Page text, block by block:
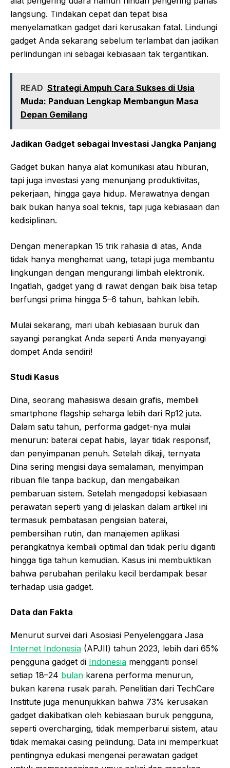
langsung. Tindakan cepat dan tepat bisa
menyelamatkan gadget dari kerusakan fatal. Lindungi
gadget Anda sekarang sebelum terlambat dan jadikan
perlindungan ini sebagai kebiasaan tak tergantikan.
READ Strategi Ampuh Cara Sukses di Usia
Muda: Panduan Lengkap Membangun Masa
Depan Gemilang
Jadikan Gadget sebagai Investasi Jangka Panjang
Gadget bukan hanya alat komunikasi atau hiburan,
tapi juga investasi yang menunjang produktivitas,
pekerjaan, hingga gaya hidup. Merawatnya dengan
baik bukan hanya soal teknis, tapi juga kebiasaan dan
kedisiplinan.
Dengan menerapkan 15 trik rahasia di atas, Anda
tidak hanya menghemat uang, tetapi juga membantu
lingkungan dengan mengurangi limbah elektronik.
Ingatlah, gadget yang di rawat dengan baik bisa tetap
berfungsi prima hingga 5–6 tahun, bahkan lebih.
Mulai sekarang, mari ubah kebiasaan buruk dan
sayangi perangkat Anda seperti Anda menyayangi
dompet Anda sendiri!
Studi Kasus
Dina, seorang mahasiswa desain grafis, membeli
smartphone flagship seharga lebih dari Rp12 juta.
Dalam satu tahun, performa gadget-nya mulai
menurun: baterai cepat habis, layar tidak responsif,
dan penyimpanan penuh. Setelah dikaji, ternyata
Dina sering mengisi daya semalaman, menyimpan
ribuan file tanpa backup, dan mengabaikan
pembaruan sistem. Setelah mengadopsi kebiasaan
perawatan seperti yang di jelaskan dalam artikel ini
termasuk pembatasan pengisian baterai,
pembersihan rutin, dan manajemen aplikasi
perangkatnya kembali optimal dan tidak perlu diganti
hingga tiga tahun kemudian. Kasus ini membuktikan
bahwa perubahan perilaku kecil berdampak besar
terhadap usia gadget.
Data dan Fakta
Menurut survei dari Asosiasi Penyelenggara Jasa
Internet Indonesia (APJII) tahun 2023, lebih dari 65%
pengguna gadget di Indonesia mengganti ponsel
setiap 18–24 bulan karena performa menurun,
bukan karena rusak parah. Penelitian dari TechCare
Institute juga menunjukkan bahwa 73% kerusakan
gadget diakibatkan oleh kebiasaan buruk pengguna,
seperti overcharging, tidak memperbarui sistem, atau
tidak memakai casing pelindung. Data ini memperkuat
pentingnya edukasi mengenai perawatan gadget